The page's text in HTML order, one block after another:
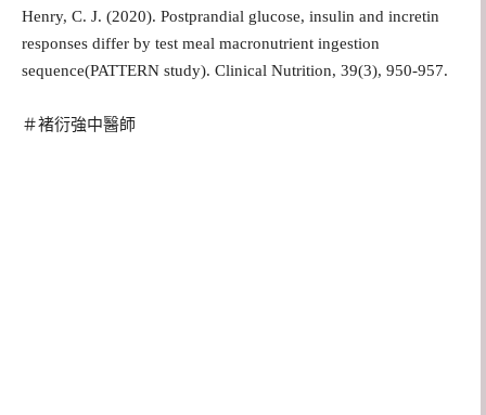
Henry, C. J. (2020). Postprandial glucose, insulin and incretin
responses differ by test meal macronutrient ingestion
sequence(PATTERN study). Clinical Nutrition, 39(3), 950-957.
＃褚衍強中醫師